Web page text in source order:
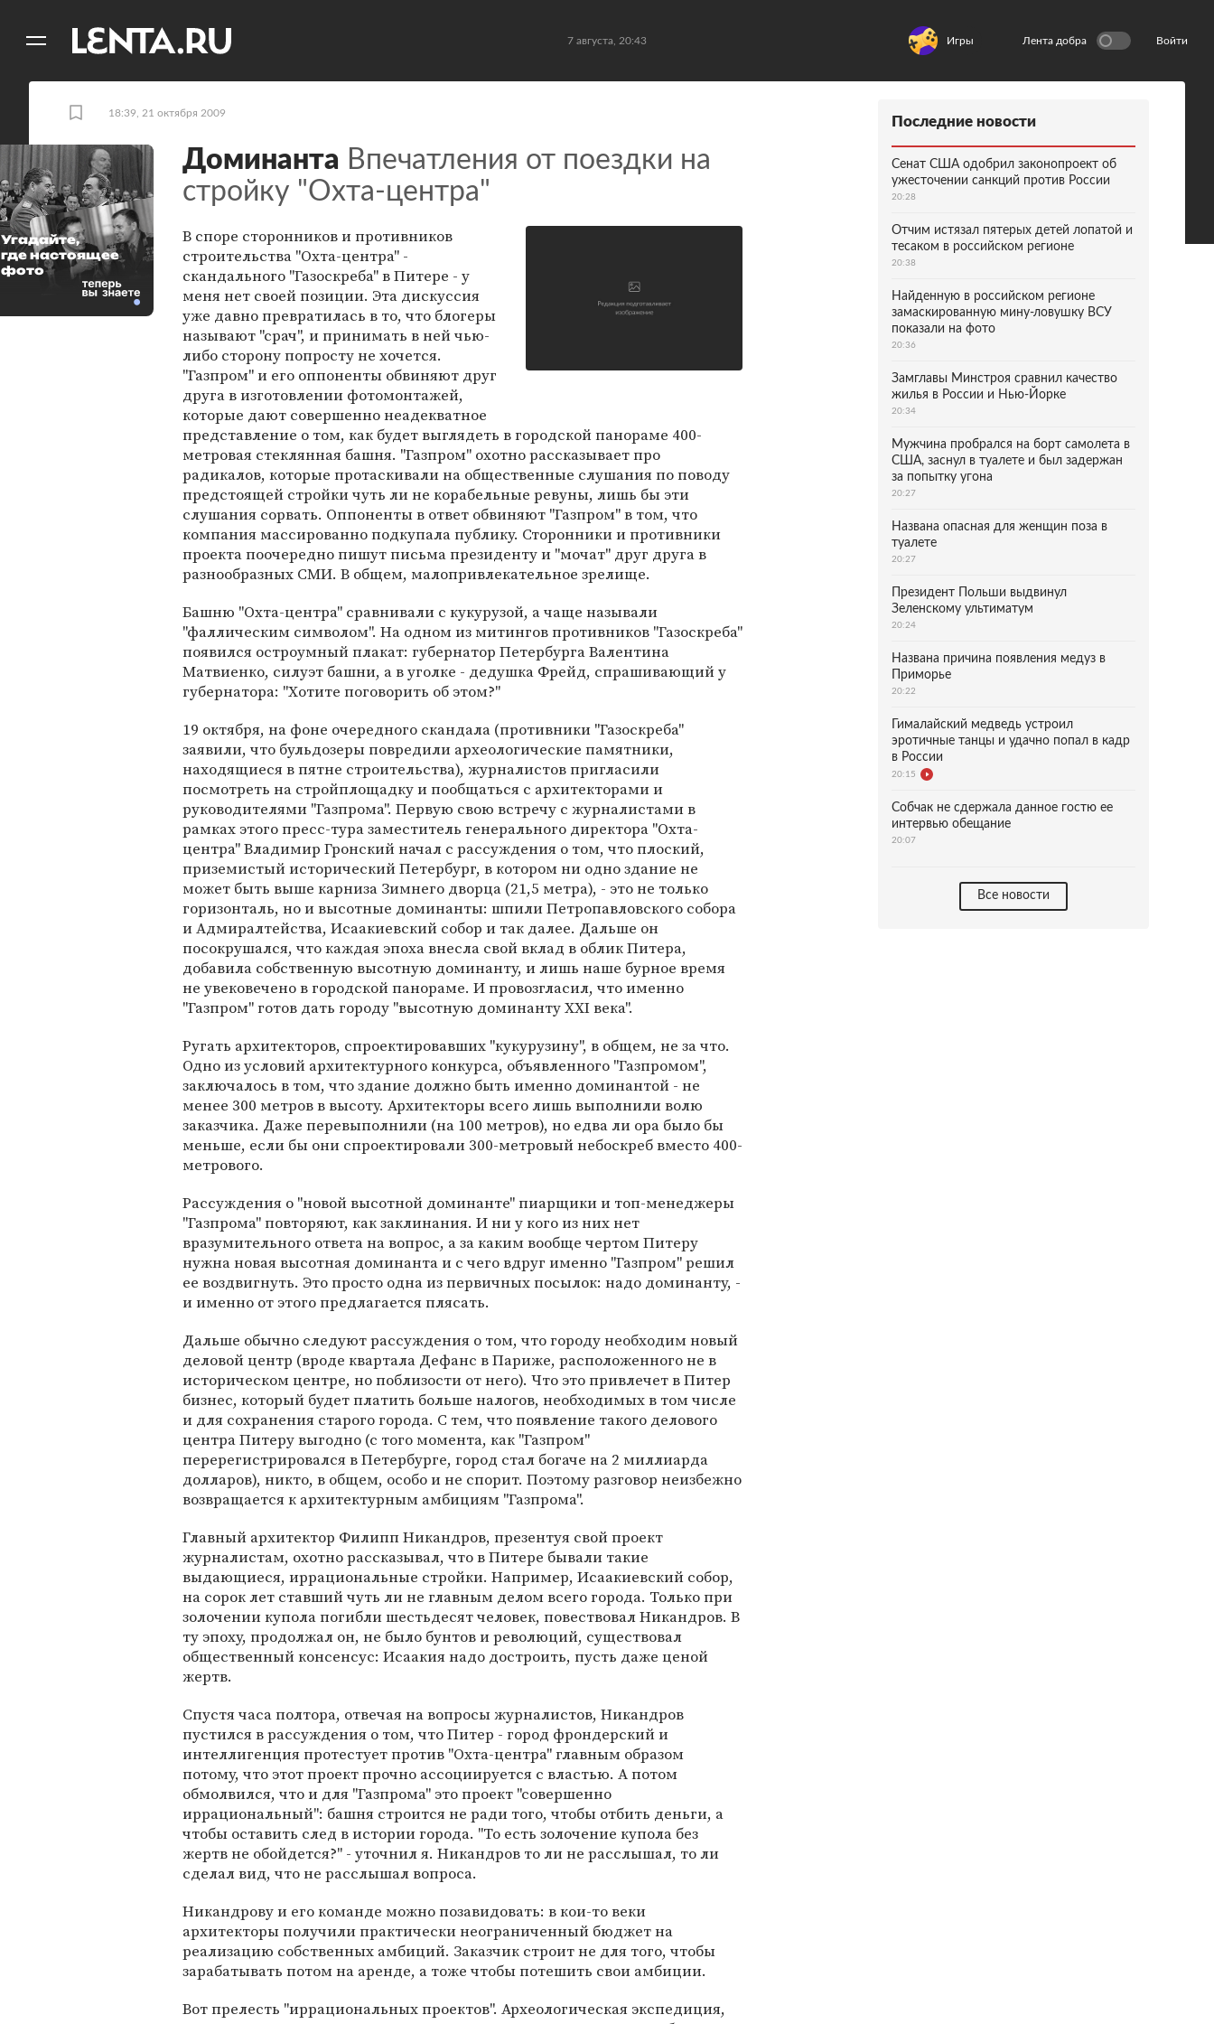
7 августа, 20:43 Игры Лента добра Войти
18:39, 21 октября 2009
Доминанта Впечатления от поездки на
стройку "Охта-центра"
В споре сторонников и противников
строительства "Охта-центра" -
скандального "Газоскреба" в Питере - у
меня нет своей позиции. Эта дискуссия
уже давно превратилась в то, что блогеры
называют "срач", и принимать в ней чью-
либо сторону попросту не хочется.
"Газпром" и его оппоненты обвиняют друг
друга в изготовлении фотомонтажей,
которые дают совершенно неадекватное
представление о том, как будет выглядеть в городской панораме 400-
метровая стеклянная башня. "Газпром" охотно рассказывает про
радикалов, которые протаскивали на общественные слушания по поводу
предстоящей стройки чуть ли не корабельные ревуны, лишь бы эти
слушания сорвать. Оппоненты в ответ обвиняют "Газпром" в том, что
компания массированно подкупала публику. Сторонники и противники
проекта поочередно пишут письма президенту и "мочат" друг друга в
разнообразных СМИ. В общем, малопривлекательное зрелище.
Башню "Охта-центра" сравнивали с кукурузой, а чаще называли
"фаллическим символом". На одном из митингов противников "Газоскреба"
появился остроумный плакат: губернатор Петербурга Валентина
Матвиенко, силуэт башни, а в уголке - дедушка Фрейд, спрашивающий у
губернатора: "Хотите поговорить об этом?"
19 октября, на фоне очередного скандала (противники "Газоскреба"
заявили, что бульдозеры повредили археологические памятники,
находящиеся в пятне строительства), журналистов пригласили
посмотреть на стройплощадку и пообщаться с архитекторами и
руководителями "Газпрома". Первую свою встречу с журналистами в
рамках этого пресс-тура заместитель генерального директора "Охта-
центра" Владимир Гронский начал с рассуждения о том, что плоский,
приземистый исторический Петербург, в котором ни одно здание не
может быть выше карниза Зимнего дворца (21,5 метра), - это не только
горизонталь, но и высотные доминанты: шпили Петропавловского собора
и Адмиралтейства, Исаакиевский собор и так далее. Дальше он
посокрушался, что каждая эпоха внесла свой вклад в облик Питера,
добавила собственную высотную доминанту, и лишь наше бурное время
не увековечено в городской панораме. И провозгласил, что именно
"Газпром" готов дать городу "высотную доминанту XXI века".
Ругать архитекторов, спроектировавших "кукурузину", в общем, не за что.
Одно из условий архитектурного конкурса, объявленного "Газпромом",
заключалось в том, что здание должно быть именно доминантой - не
менее 300 метров в высоту. Архитекторы всего лишь выполнили волю
заказчика. Даже перевыполнили (на 100 метров), но едва ли ора было бы
меньше, если бы они спроектировали 300-метровый небоскреб вместо 400-
метрового.
Рассуждения о "новой высотной доминанте" пиарщики и топ-менеджеры
"Газпрома" повторяют, как заклинания. И ни у кого из них нет
вразумительного ответа на вопрос, а за каким вообще чертом Питеру
нужна новая высотная доминанта и с чего вдруг именно "Газпром" решил
ее воздвигнуть. Это просто одна из первичных посылок: надо доминанту, -
и именно от этого предлагается плясать.
Дальше обычно следуют рассуждения о том, что городу необходим новый
деловой центр (вроде квартала Дефанс в Париже, расположенного не в
историческом центре, но поблизости от него). Что это привлечет в Питер
бизнес, который будет платить больше налогов, необходимых в том числе
и для сохранения старого города. С тем, что появление такого делового
центра Питеру выгодно (с того момента, как "Газпром"
перерегистрировался в Петербурге, город стал богаче на 2 миллиарда
долларов), никто, в общем, особо и не спорит. Поэтому разговор неизбежно
возвращается к архитектурным амбициям "Газпрома".
Главный архитектор Филипп Никандров, презентуя свой проект
журналистам, охотно рассказывал, что в Питере бывали такие
выдающиеся, иррациональные стройки. Например, Исаакиевский собор,
на сорок лет ставший чуть ли не главным делом всего города. Только при
золочении купола погибли шестьдесят человек, повествовал Никандров. В
ту эпоху, продолжал он, не было бунтов и революций, существовал
общественный консенсус: Исаакия надо достроить, пусть даже ценой
жертв.
Спустя часа полтора, отвечая на вопросы журналистов, Никандров
пустился в рассуждения о том, что Питер - город фрондерский и
интеллигенция протестует против "Охта-центра" главным образом
потому, что этот проект прочно ассоциируется с властью. А потом
обмолвился, что и для "Газпрома" это проект "совершенно
иррациональный": башня строится не ради того, чтобы отбить деньги, а
чтобы оставить след в истории города. "То есть золочение купола без
жертв не обойдется?" - уточнил я. Никандров то ли не расслышал, то ли
сделал вид, что не расслышал вопроса.
Никандрову и его команде можно позавидовать: в кои-то веки
архитекторы получили практически неограниченный бюджет на
реализацию собственных амбиций. Заказчик строит не для того, чтобы
зарабатывать потом на аренде, а тоже чтобы потешить свои амбиции.
Вот прелесть "иррациональных проектов". Археологическая экспедиция,
Угадайте,
где настоящее
фото
Последние новости
Сенат США одобрил законопроект об
ужесточении санкций против России
20:28
Отчим истязал пятерых детей лопатой и
тесаком в российском регионе
20:38
Найденную в российском регионе
замаскированную мину-ловушку ВСУ
показали на фото
20:36
Замглавы Минстроя сравнил качество
жилья в России и Нью-Йорке
20:34
Мужчина пробрался на борт самолета в
США, заснул в туалете и был задержан
за попытку угона
20:27
Названа опасная для женщин поза в
туалете
20:27
Президент Польши выдвинул
Зеленскому ультиматум
20:24
Названа причина появления медуз в
Приморье
20:22
Гималайский медведь устроил
эротичные танцы и удачно попал в кадр
в России
20:15
Собчак не сдержала данное гостю ее
интервью обещание
20:07
Все новости